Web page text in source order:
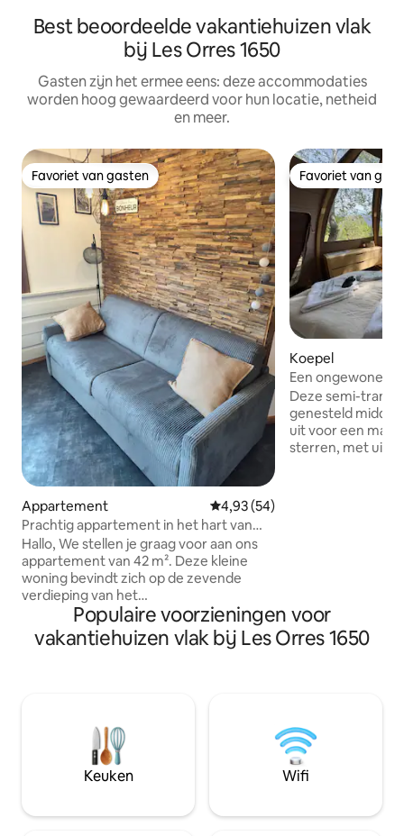
Best beoordeelde vakantiehuizen vlak
bij Les Orres 1650
Gasten zijn het ermee eens: deze accommodaties
worden hoog gewaardeerd voor hun locatie, netheid
en meer.
Favoriet van gasten
Favoriet van gasten
Appartement Gemiddelde beoordeling van
4,93 (54)
Prachtig appartement in het hart van
Les Orres 1650.
Hallo, We stellen je graag voor aan ons
appartement van 42 m². Deze kleine
woning bevindt zich op de zevende
verdieping van het
appartementencomplex Le Belvédère
en is zeer goed onderhouden, met een
conciërge en beveiligde toegang.
van 160 cm * 1 nieuwe bank van 160 cm,
Agathe, 160 x 190, matras van 13 cm,
beschikbaar in mei 2026 * Beddengoed
en beddengoed niet aanwezig. * on-site
Favoriet van
Favoriet van
Koepel
Een ongewone
koepelwoning
Deze semi-
genesteld
uit voor een
sterren, met
genieten van
panoramisch
Populaire voorzieningen voor
vakantiehuizen vlak bij Les Orres 1650
Keuken Wifi